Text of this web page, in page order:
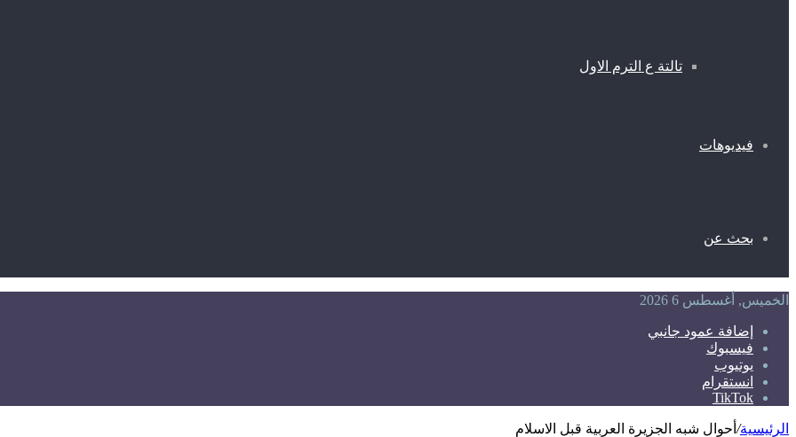
تالتة ع الترم الاول
فيديوهات
بحث عن
الخميس, أغسطس 6 2026
إضافة عمود جانبي
فيسبوك
يوتيوب
انستقرام
TikTok
الرئيسية/ أحوال شبه الجزيرة العربية قبل الاسلام